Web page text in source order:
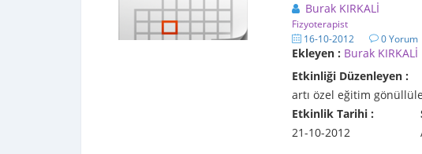
Burak KIRKALİ
Fizyoterapist
16-10-2012 0 Yorum
Ekleyen : Burak KIRKALİ
Etkinliği Düzenleyen :
artı özel eğitim
Etkinlik Tarihi :
21-10-2012